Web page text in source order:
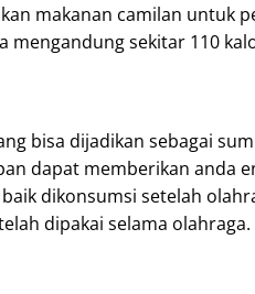
makanan camilan untuk
mengandung sekitar 110
bisa dijadikan sebagai
dapat memberikan anda
dikonsumsi setelah
dipakai selama olahraga.